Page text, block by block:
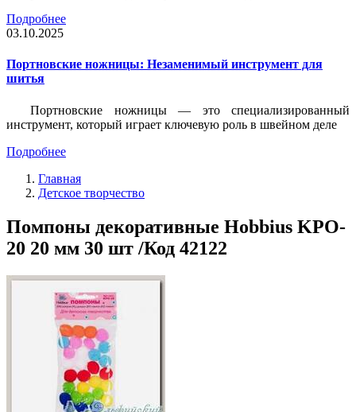
Подробнее
03.10.2025
Портновские ножницы: Незаменимый инструмент для
шитья
Портновские ножницы — это специализированный
инструмент, который играет ключевую роль в швейном деле
Подробнее
Главная
Детское творчество
Помпоны декоративные Hobbius KPO-
20 20 мм 30 шт /Код 42122